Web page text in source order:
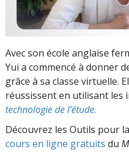
Avec son école anglaise
Yui a commencé à donner
grâce à sa classe virtuelle.
réussissent en utilisant
technologie de l’étude.
Découvrez les Outils pour
cours en ligne gratuits du